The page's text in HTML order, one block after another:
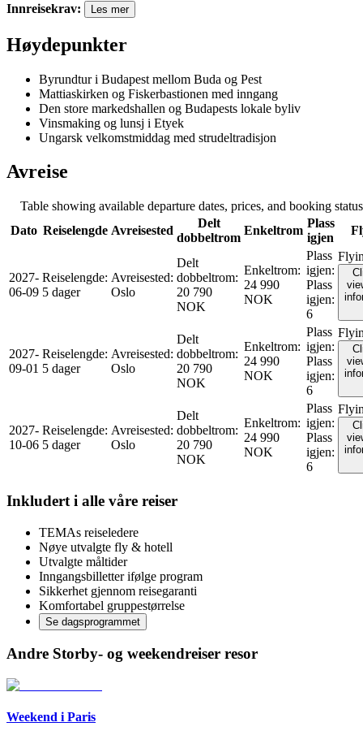
Innreisekrav: Les mer
Høydepunkter
Byrundtur i Budapest mellom Buda og Pest
Mattiaskirken og Fiskerbastionen med inngang
Den store markedshallen og Budapests lokale byliv
Vinsmaking og lunsj i Etyek
Ungarsk velkomstmiddag med strudeltradisjon
Avreise
Table showing available departure dates, prices, and booking
Dato Reiselengde Avreisested
Delt
dobbeltrom
Enkeltrom
Plass
igjen
2027-
06-09
Reiselengde:
5 dager
Avreisested:
Oslo
Delt
dobbeltrom:
20 790
NOK
Enkeltrom:
24 990
NOK
Plass
igjen:
Plass
igjen:
6
2027-
09-01
Reiselengde:
5 dager
Avreisested:
Oslo
Delt
dobbeltrom:
20 790
NOK
Enkeltrom:
24 990
NOK
Plass
igjen:
Plass
igjen:
6
2027-
10-06
Reiselengde:
5 dager
Avreisested:
Oslo
Delt
dobbeltrom:
20 790
NOK
Enkeltrom:
24 990
NOK
Plass
igjen:
Plass
igjen:
6
Inkludert i alle våre reiser
TEMAs reiseledere
Nøye utvalgte fly & hotell
Utvalgte måltider
Inngangsbilletter ifølge program
Sikkerhet gjennom reisegaranti
Komfortabel gruppestørrelse
Se dagsprogrammet
Andre Storby- og weekendreiser resor
Weekend i Paris